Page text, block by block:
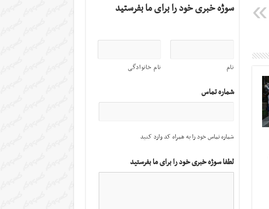
سوژه خبری خود را برای ما بفرستید
نام نام خانوادگی
شماره تماس
شماره تماس خود را به همراه کد وارد کنید
لطفا سوژه خبری خود را برای ما بفرستید